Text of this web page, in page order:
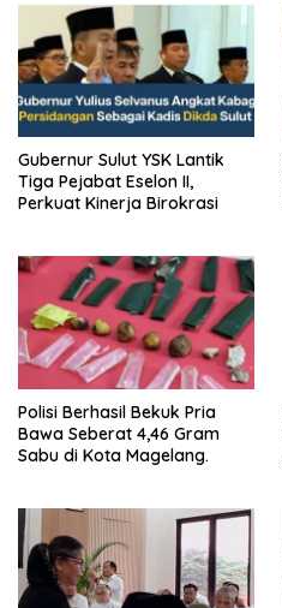
Gubernur Sulut YSK Lantik
Tiga Pejabat Eselon II,
Perkuat Kinerja Birokrasi
Polisi Berhasil Bekuk Pria
Bawa Seberat 4,46 Gram
Sabu di Kota Magelang.